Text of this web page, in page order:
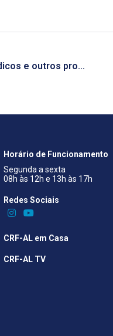
Projeto reúne médicos e outros profissionais da saúde dispostos a doar horas de trabalho
Horário de Funcionamento
Segunda a sexta
08h às 12h e 13h às 17h
Redes Sociais​
CRF-AL em Casa
CRF-AL TV